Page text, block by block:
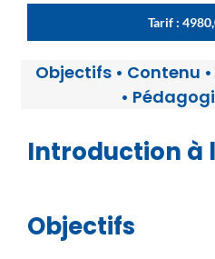
Tarif :
Objectifs • Contenu •
•
Introduction à
Objectifs